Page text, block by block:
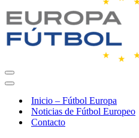
Menú
de
Menú
navegaciónInicio – Fútbol Europa
Noticias de Fútbol Europeo
Contacto